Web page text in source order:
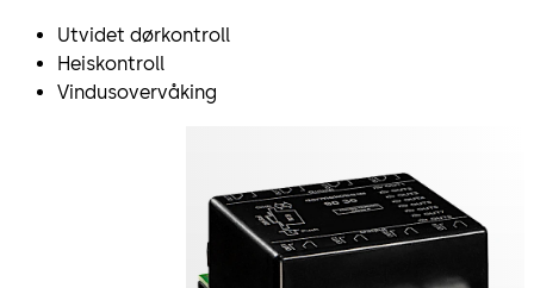
Utvidet dørkontroll
Heiskontroll
Vindusovervåking